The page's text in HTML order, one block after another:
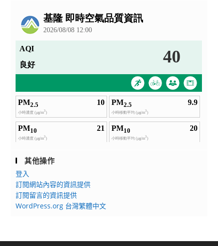
其他操作
登入
訂閱網站內容的資訊提供
訂閱留言的資訊提供
WordPress.org 台灣繁體中文